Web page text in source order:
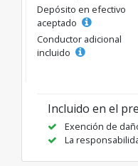
Depósito en efectivo
aceptado
Conductor adicional
incluido
Incluido en el
Exención de
La